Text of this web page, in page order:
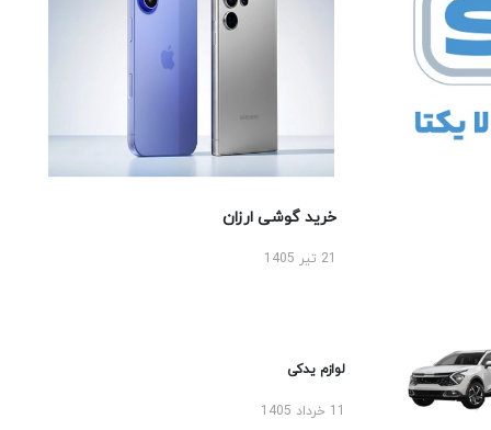
خرید گوشی ارزان
لوازم یدکی